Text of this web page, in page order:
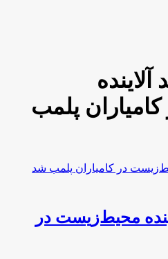
آلاینده
پلمب
آلاینده محیط‌زیست در